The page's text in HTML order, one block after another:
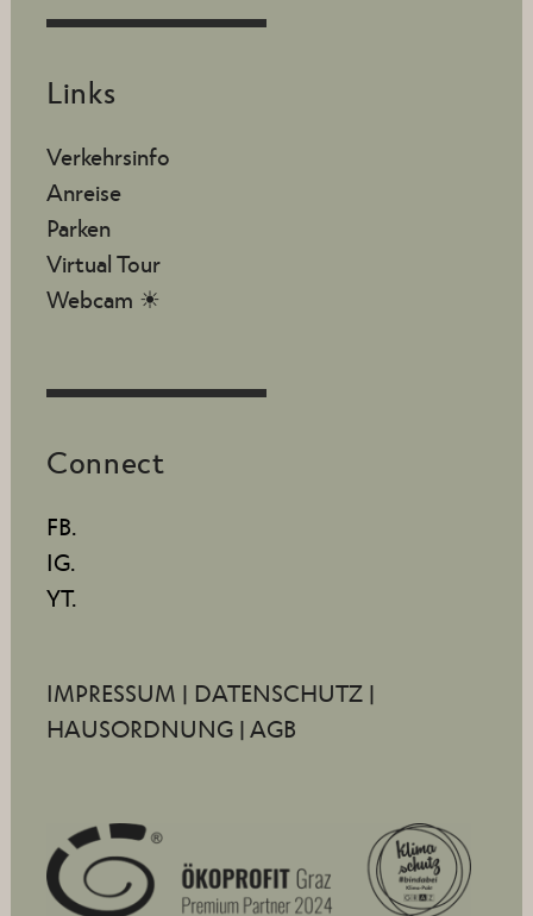
Links
Verkehrsinfo
Anreise
Parken
Virtual Tour
Webcam ☀
Connect
FB.
IG.
YT.
IMPRESSUM | DATENSCHUTZ |
HAUSORDNUNG | AGB